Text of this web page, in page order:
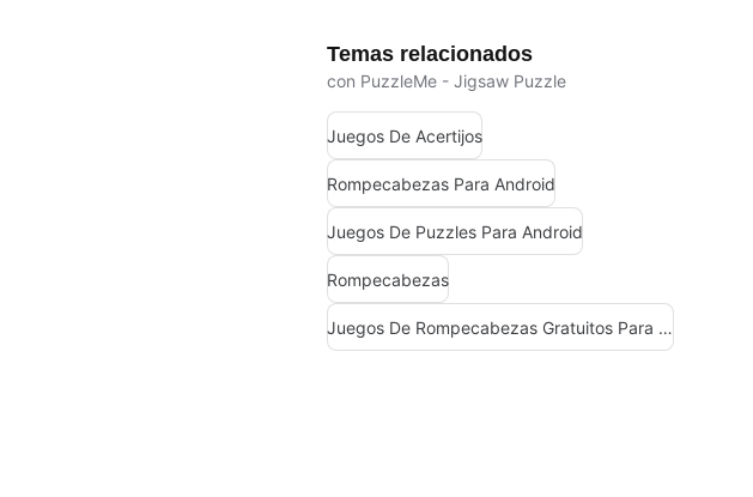
Temas relacionados
con PuzzleMe - Jigsaw Puzzle
Juegos De Acertijos
Rompecabezas Para Android
Juegos De Puzzles Para Android
Rompecabezas
Juegos De Rompecabezas Gratuitos Para Android